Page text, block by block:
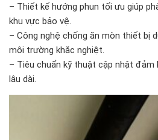
– Thiết kế hướng phun tối ưu giúp
khu vực bảo vệ.
– Công nghệ chống ăn mòn thiết bị
môi trường khắc nghiệt.
– Tiêu chuẩn kỹ thuật cập nhật đảm
lâu dài.